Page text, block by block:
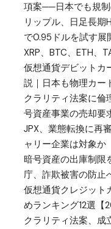
項案──日本でも規
リップル、日足長
で0.95ドルを試す展
XRP、BTC、ETH、
仮想通貨デビットカ
説｜日本も物理カー
クラリティ法案に
号資産事業の売却要
JPX、業態転換に再
ャリー企業は対象か
暗号資産の出庫制
庁、詐欺被害の防止
仮想通貨クレジット
めランキング12選【
クラリティ法案、